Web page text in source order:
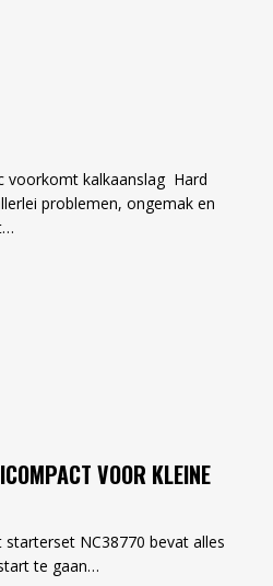
voorkomt kalkaanslag Hard
problemen, ongemak en
VOOR KLEINE
NC38770 bevat alles
te gaan…